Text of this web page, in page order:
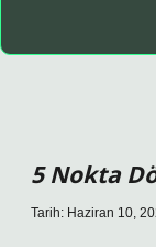
5 Nokta
Tarih: Haziran 10,